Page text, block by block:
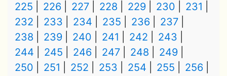
225
226 227 228 229 230
231
232
233 234 235 236
237
238
239 240 241 242
243
244
245 246 247 248
249
250
251 252 253 254 255
256